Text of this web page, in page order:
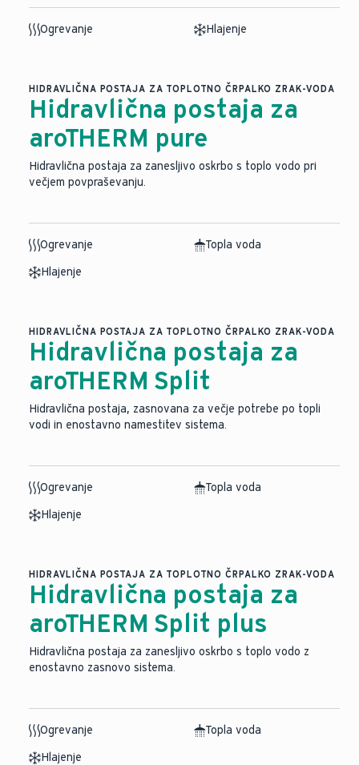
Ogrevanje Hlajenje
HIDRAVLIČNA POSTAJA ZA TOPLOTNO ČRPALKO ZRAK-VODA
Hidravlična postaja za
aroTHERM pure
Hidravlična postaja za zanesljivo oskrbo s toplo vodo pri
večjem povpraševanju.
Ogrevanje
Topla voda
Hlajenje
HIDRAVLIČNA POSTAJA ZA TOPLOTNO ČRPALKO ZRAK-VODA
Hidravlična postaja za
aroTHERM Split
Hidravlična postaja, zasnovana za večje potrebe po topli
vodi in enostavno namestitev sistema.
Ogrevanje
Topla voda
Hlajenje
HIDRAVLIČNA POSTAJA ZA TOPLOTNO ČRPALKO ZRAK-VODA
Hidravlična postaja za
aroTHERM Split plus
Hidravlična postaja za zanesljivo oskrbo s toplo vodo z
enostavno zasnovo sistema.
Ogrevanje
Topla voda
Hlajenje